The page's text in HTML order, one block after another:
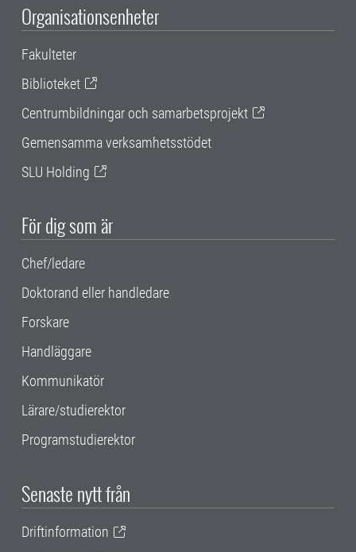
Organisationsenheter
Fakulteter
Biblioteket
Centrumbildningar och samarbetsprojekt
Gemensamma verksamhetsstödet
SLU Holding
För dig som är
Chef/ledare
Doktorand eller handledare
Forskare
Handläggare
Kommunikatör
Lärare/studierektor
Programstudierektor
Senaste nytt från
Driftinformation